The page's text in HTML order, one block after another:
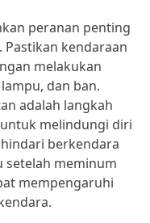
peranan penting
kendaraan
melakukan
dan ban.
adalah langkah
melindungi diri
berkendara
setelah meminum
mempengaruhi